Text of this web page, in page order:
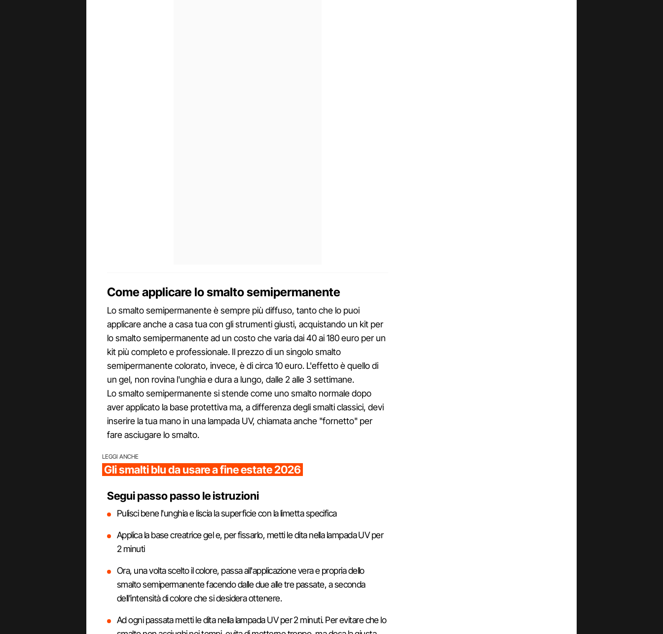
Come applicare lo smalto semipermanente
Lo smalto semipermanente è sempre più diffuso, tanto che lo puoi
applicare anche a casa tua con gli strumenti giusti, acquistando un kit per
lo smalto semipermanente ad un costo che varia dai 40 ai 180 euro per un
kit più completo e professionale. Il prezzo di un singolo smalto
semipermanente colorato, invece, è di circa 10 euro. L'effetto è quello di
un gel, non rovina l'unghia e dura a lungo, dalle 2 alle 3 settimane.
Lo smalto semipermanente si stende come uno smalto normale dopo
aver applicato la base protettiva ma, a differenza degli smalti classici, devi
inserire la tua mano in una lampada UV, chiamata anche "fornetto" per
fare asciugare lo smalto.
LEGGI ANCHE
Gli smalti blu da usare a fine estate 2026
Segui passo passo le istruzioni
Pulisci bene l'unghia e liscia la superficie con la limetta specifica
Applica la base creatrice gel e, per fissarlo, metti le dita nella lampada UV per
2 minuti
Ora, una volta scelto il colore, passa all'applicazione vera e propria dello
smalto semipermanente facendo dalle due alle tre passate, a seconda
dell'intensità di colore che si desidera ottenere.
Ad ogni passata metti le dita nella lampada UV per 2 minuti. Per evitare che lo